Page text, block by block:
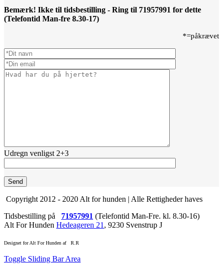
Bemærk! Ikke til tidsbestilling - Ring til 71957991 for dette
(Telefontid Man-fre 8.30-17)
*=påkrævet
Udregn venligst 2+3
Copyright 2012 - 2020 Alt for hunden | Alle Rettigheder haves
Tidsbestilling på
71957991 (Telefontid Man-Fre. kl. 8.30-16)
Alt For Hunden Hedeageren 21 , 9230 Svenstrup J
Designet for Alt For Hunden af R.R
Toggle Sliding Bar Area